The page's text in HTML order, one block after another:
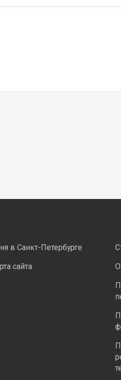
в Санкт-Петербурге
сайта